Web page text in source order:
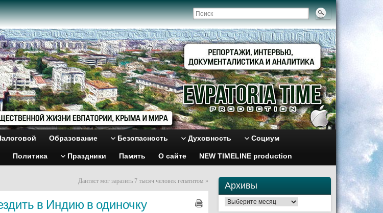
Образование Безопасность Духовность Социум
Политика Праздники Память О сайте NEW TIMELINE production
Дантист мог заразить 7 тысяч человек гепатитом »
в Индию в одиночку
Архивы
Архивы